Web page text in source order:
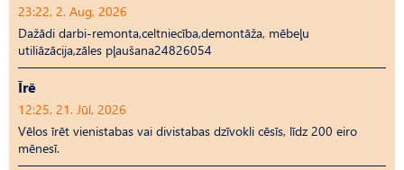
23:22, 2. Aug, 2026
Dažādi darbi-remonta,celtniecība,demontāža, mēbeļu
utiliāzācija,zāles pļaušana24826054
Īrē
12:25, 21. Jūl, 2026
Vēlos īrēt vienistabas vai divistabas dzīvokli cēsīs, līdz 200 eiro
mēnesī.